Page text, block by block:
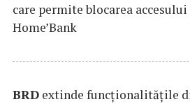
care permite blocarea
Home’Bank
BRD extinde funcţionalităţile